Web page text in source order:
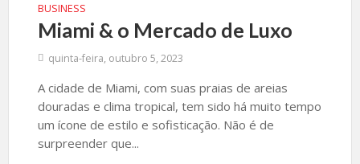
BUSINESS
Miami & o Mercado de Luxo
quinta-feira, outubro 5, 2023
A cidade de Miami, com suas praias de areias
douradas e clima tropical, tem sido há muito tempo
um ícone de estilo e sofisticação. Não é de
surpreender que...